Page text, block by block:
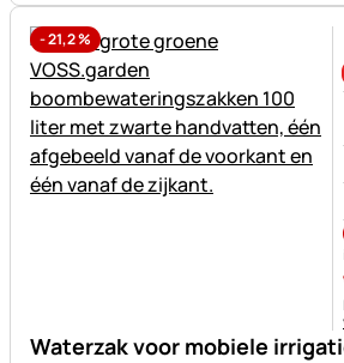
-21,2%
Waterzak voor mobiele